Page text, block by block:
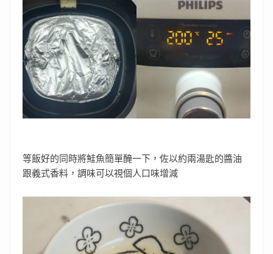
等飯好的同時將鮭魚簡單醃一下，佐以約兩湯匙的醬油
跟義式香料，調味可以視個人口味增減